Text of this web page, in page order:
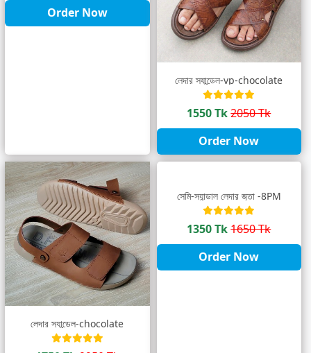
Order Now
লেদার স্যান্ডেল-vp-chocolate
1550 Tk2050 Tk
Order Now
লেদার স্যান্ডেল-chocolate
সেমি-স্যান্ডাল লেদার জুতা -8PM
1350 Tk1650 Tk
Order Now